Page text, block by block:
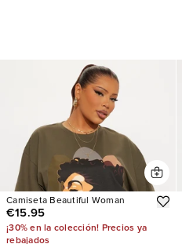
Camiseta Beautiful Woman
€15.95
¡30% en la colección! Precios ya
rebajados